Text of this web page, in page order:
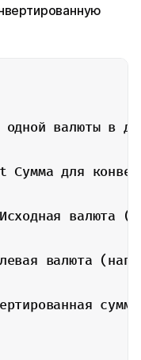
валюты в
Сумма для
валюта
валюта